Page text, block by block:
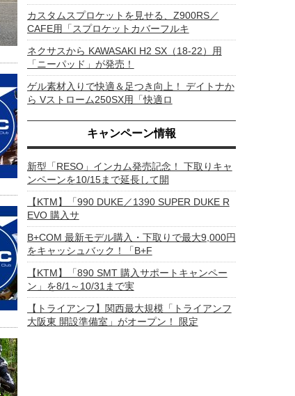
カスタムスプロケットを見せる、Z900RS／
CAFE用「スプロケットカバーフルキ
ネクサスから KAWASAKI H2 SX（18-22）用
「ニーパッド」が発売！
ゲル素材入りで快適＆足つき向上！ デイトナか
ら Vストローム250SX用「快適ロ
キャンペーン情報
新型「RESO」インカム発売記念！ 下取りキャ
ンペーンを10/15まで延長して開
【KTM】「990 DUKE／1390 SUPER DUKE R
EVO 購入サ
B+COM 最新モデル購入・下取りで最大9,000円
をキャッシュバック！「B+F
【KTM】「890 SMT 購入サポートキャンペー
ン」を8/1～10/31まで実
【トライアンフ】関西最大規模「トライアンフ
大阪東 開設準備室」がオープン！ 限定